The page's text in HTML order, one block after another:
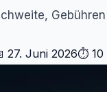
27. Juni 2026⏱ 10